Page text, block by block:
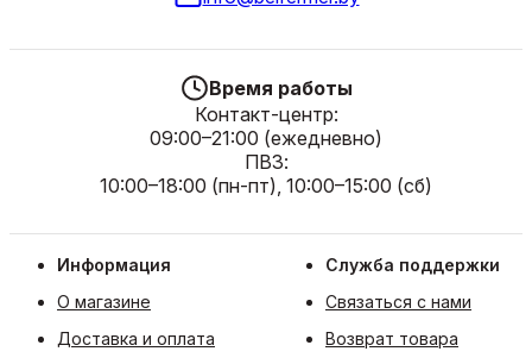
Время работы
Контакт-центр:
09:00–21:00 (ежедневно)
ПВЗ:
10:00–18:00 (пн-пт), 10:00–15:00 (сб)
Информация
О магазине
Доставка и оплата
Служба поддержки
Связаться с нами
Возврат товара